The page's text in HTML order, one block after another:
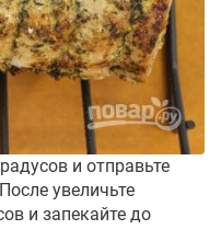
и отправьте
увеличьте
и запекайте до